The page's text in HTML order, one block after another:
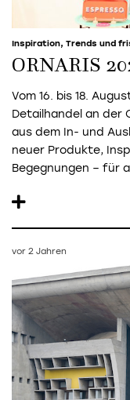
Inspiration, Trends und
ORNARIS
Vom 16. bis 18.
Detailhandel an der
aus dem In- und
neuer Produkte,
Begegnungen – für
vor 2 Jahren